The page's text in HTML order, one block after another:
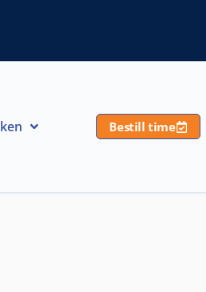
Bestill time